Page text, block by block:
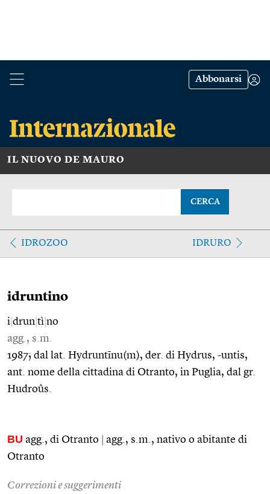
Abbonarsi
IL NUOVO DE MAURO
CERCA
IDROZOO IDRURO
idruntino
i drun tì no
agg., s.m.
1987; dal lat. Hydruntīnu(m), der. di Hydrus, -untis,
ant. nome della cittadina di Otranto, in Puglia, dal gr.
Hudroûs.
BU agg., di Otranto
agg., s.m., nativo o abitante di
Otranto
Correzioni e suggerimenti